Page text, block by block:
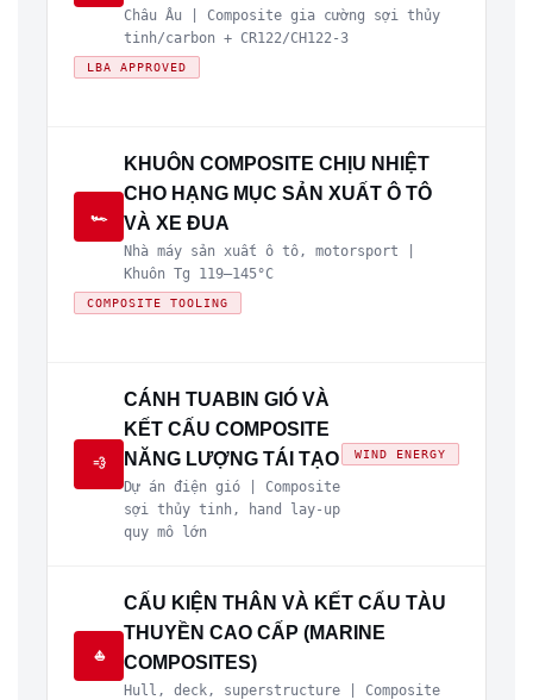
Châu Âu | Composite gia cường sợi thủy
tinh/carbon + CR122/CH122-3
LBA APPROVED
🏎
KHUÔN COMPOSITE CHỊU NHIỆT
CHO HẠNG MỤC SẢN XUẤT Ô TÔ
VÀ XE ĐUA
Nhà máy sản xuất ô tô, motorsport |
Khuôn Tg 119–145°C
COMPOSITE TOOLING
💨
CÁNH TUABIN GIÓ VÀ
KẾT CẤU COMPOSITE
NĂNG LƯỢNG TÁI TẠO
Dự án điện gió | Composite
sợi thủy tinh, hand lay-up
quy mô lớn
WIND ENERGY
⛵
CẤU KIỆN THÂN VÀ KẾT CẤU TÀU
THUYỀN CAO CẤP (MARINE
COMPOSITES)
Hull, deck, superstructure | Composite